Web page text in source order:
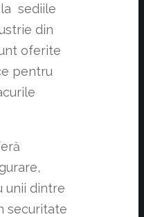
sediile
din
oferite
pentru
unii dintre
securitate